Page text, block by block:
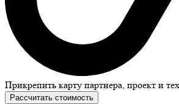
Прикрепить карту партнера, проект и
Рассчитать стоимость